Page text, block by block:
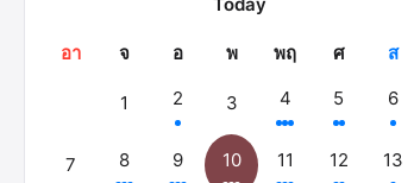
อา จ อ พ พฤ ศ ส
1 2 3 4 5 6
7 8 9 10 11 12 13